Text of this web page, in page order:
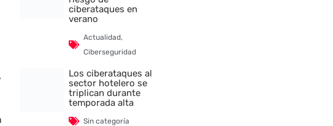
ciberataques en
verano
Actualidad,
Ciberseguridad
Los ciberataques al
sector hotelero se
triplican durante
temporada alta
Sin categoría